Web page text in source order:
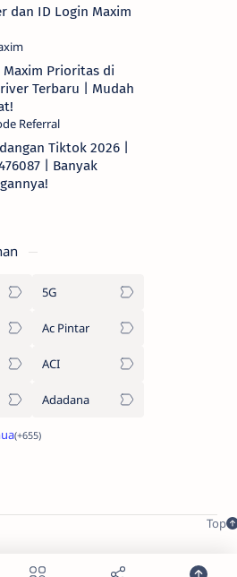
dan ID Login Maxim
Maxim Prioritas di
Terbaru | Mudah
Tiktok 2026 |
| Banyak
5G
Ac Pintar
ACI
Adadana